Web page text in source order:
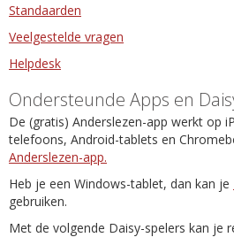
Standaarden
Veelgestelde vragen
Helpdesk
Ondersteunde Apps en
De (gratis) Anderslezen-app werkt op
telefoons, Android-tablets en
Anderslezen-app.
Heb je een Windows-tablet, dan kan je
gebruiken.
Met de volgende Daisy-spelers kan je